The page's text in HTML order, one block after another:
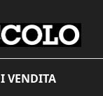
VENDITA